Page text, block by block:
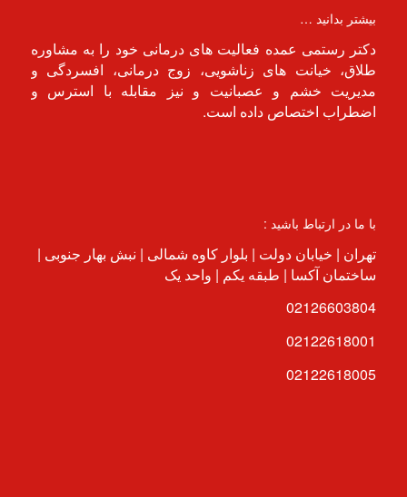
بیشتر بدانید …
دکتر رستمی عمده فعالیت های درمانی خود را به مشاوره
طلاق، خیانت های زناشویی، زوج درمانی، افسردگی و
مدیریت خشم و عصبانیت و نیز مقابله با استرس و
اضطراب اختصاص داده است.
با ما در ارتباط باشید :
تهران | خیابان دولت | بلوار کاوه شمالی | نبش بهار جنوبی |
ساختمان آکسا | طبقه یکم | واحد یک
02126603804
02122618001
02122618005